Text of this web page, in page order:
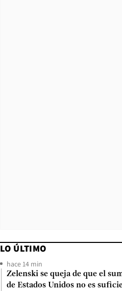
LO ÚLTIMO
hace 14 min
Zelenski se queja de que el
de Estados Unidos no es